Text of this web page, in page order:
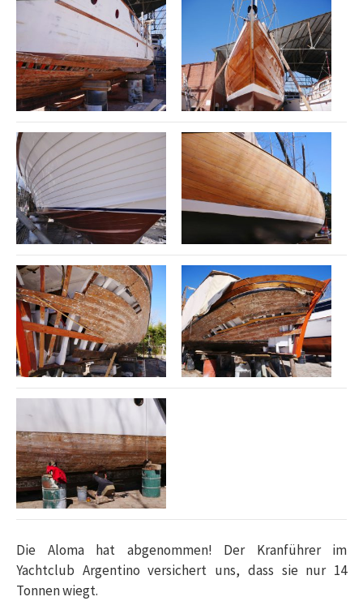
Die Aloma hat abgenommen! Der Kranführer im
Yachtclub Argentino versichert uns, dass sie nur 14
Tonnen wiegt.